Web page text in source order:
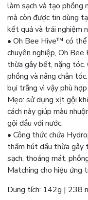
làm sạch và tạo phồng
mà còn được tin dùng
kết quả và trải nghiệm
• Oh Bee Hive™ có
chuyên nghiệp, Oh
thừa gây bết, nặng tóc.
phồng và nâng chân
bụi trắng vì vậy phù
Mẹo: sử dụng xịt gội
cách này giúp màu
gội đầu với nước.
• Công thức chứa
thấm hút dầu thừa gây
sạch, thoáng mát,
Matching cho hiệu ứng
Dung tích: 142g | 238